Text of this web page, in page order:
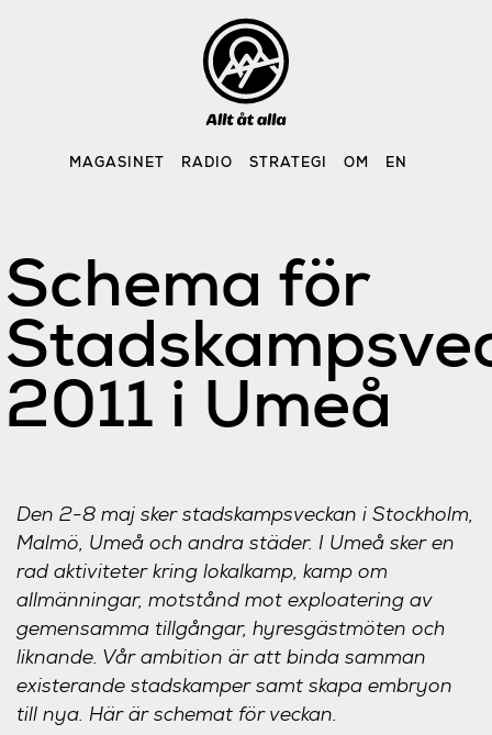
MAGASINET RADIO STRATEGI OM EN
Schema för
2011 i Umeå
Den 2-8 maj sker stadskampsveckan i Stockholm,
Malmö, Umeå och andra städer. I Umeå sker en
rad aktiviteter kring lokalkamp, kamp om
allmänningar, motstånd mot exploatering av
gemensamma tillgångar, hyresgästmöten och
liknande. Vår ambition är att binda samman
existerande stadskamper samt skapa embryon
till nya. Här är schemat för veckan.